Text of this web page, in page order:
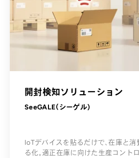
開封検知ソリューション
SeeGALE（シーゲル）
IoTデバイスを貼るだけで、在庫と消
る化。適正在庫に向けた生産コント